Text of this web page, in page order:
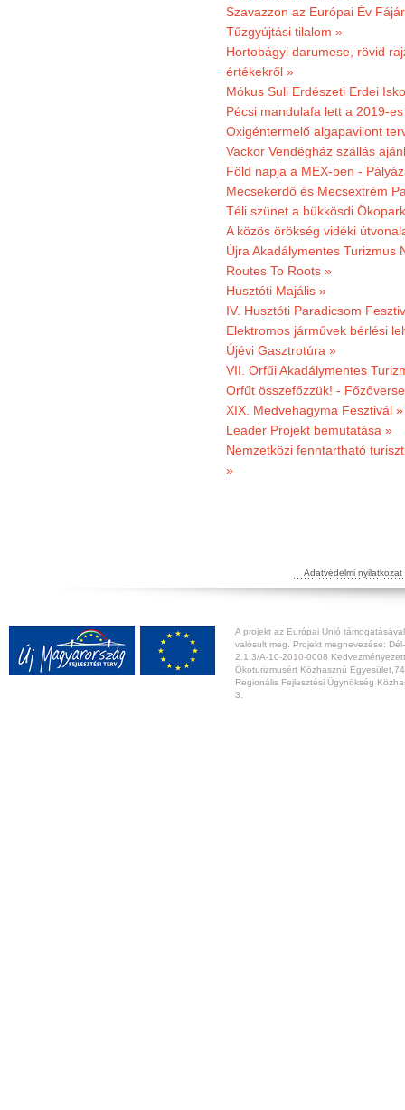
Szavazzon az Európai Év
Tűzgyújtási tilalom »
Hortobágyi darumese, rövid
értékekről »
Mókus Suli Erdészeti Erdei
Pécsi mandulafa lett a 2019-
Oxigéntermelő algapavilont
Vackor Vendégház szállás
Föld napja a MEX-ben -
Mecsekerdő és Mecsextrém
Téli szünet a bükkösdi
A közös örökség vidéki
Újra Akadálymentes Turizmus
Routes To Roots »
Husztóti Majális »
IV. Husztóti Paradicsom
Elektromos járművek bérlési
Újévi Gasztrotúra »
VII. Orfűi Akadálymentes
Orfűt összefőzzük! -
XIX. Medvehagyma Fesztivál »
Leader Projekt bemutatása »
Nemzetközi fenntartható
»
Adatvédelmi nyilatkozat
A projekt az Európai Unió
valósult meg. Projekt megnevezése:
2.1.3/A-10-2010-0008
Ökoturizmusért Közhasznú
Regionális Fejlesztési Ügynökség
3.